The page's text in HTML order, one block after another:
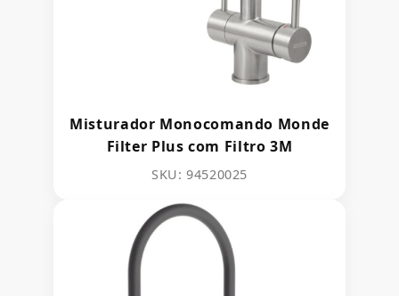
Misturador Monocomando Monde
Filter Plus com Filtro 3M
SKU: 94520025